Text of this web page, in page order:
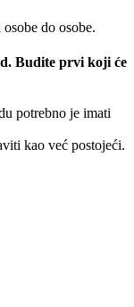
do osobe.
Budite prvi koji će
potrebno je imati
kao već postojeći.